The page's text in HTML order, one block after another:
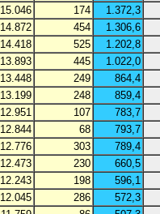
15.046 174
1.372,3
14.872 454
1.306,6
14.418 525
1.202,8
13.893 445
1.022,0
13.448 249
864,4
13.199 248
859,4
12.951 107
783,7
12.844 68
793,7
12.776 303
789,4
12.473 230
660,5
12.243 198
596,1
12.045 286
572,3